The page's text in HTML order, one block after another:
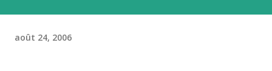
août 24, 2006